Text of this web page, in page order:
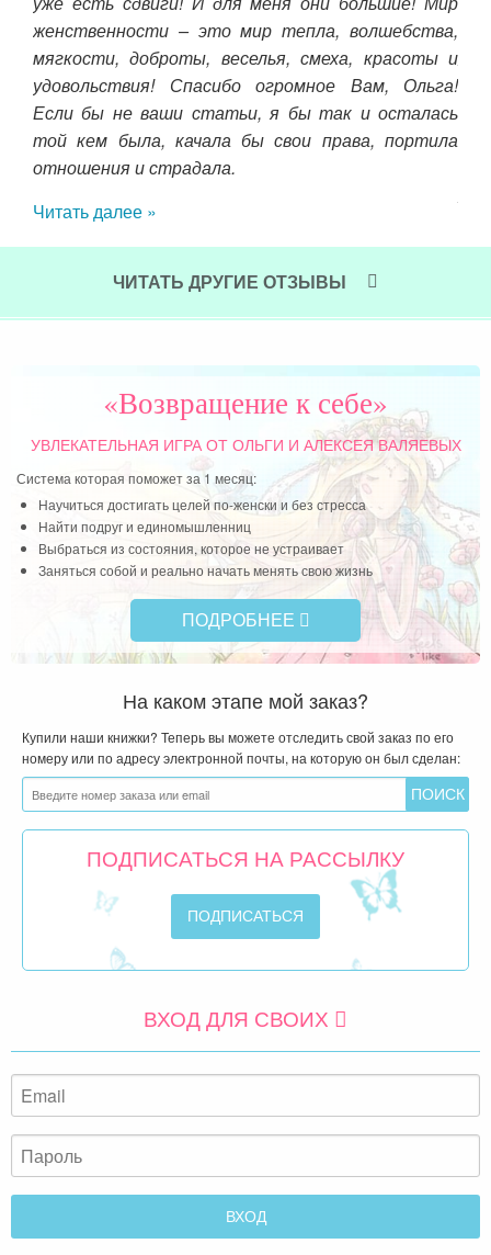
женственности – это мир тепла, волшебства,
мягкости, доброты, веселья, смеха, красоты и
удовольствия! Спасибо огромное Вам, Ольга!
Если бы не ваши статьи, я бы так и осталась
той кем была, качала бы свои права, портила
отношения и страдала.
Читать далее »
ЧИТАТЬ ДРУГИЕ ОТЗЫВЫ
«Возвращение к себе»
УВЛЕКАТЕЛЬНАЯ ИГРАОТ ОЛЬГИ И АЛЕКСЕЯ ВАЛЯЕВЫХ
Система которая поможет за 1 месяц:
Научиться достигать целей по-женски и без стресса
Найти подруг и единомышленниц
Выбраться из состояния, которое не устраивает
Заняться собой и реально начать менять свою жизнь
ПОДРОБНЕЕ
На каком этапе мой заказ?
Купили наши книжки? Теперь вы можете отследить свой заказ по его
номеру или по адресу электронной почты, на которую он был сделан:
ПОДПИСАТЬСЯ НА РАССЫЛКУ
ВХОД ДЛЯ СВОИХ